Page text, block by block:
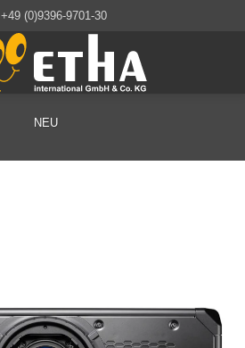
+49 (0)9396-9701-30
NEU